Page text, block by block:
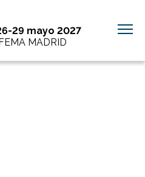
29 mayo 2027
MADRID